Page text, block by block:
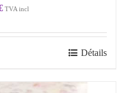
TVA incl
Détails